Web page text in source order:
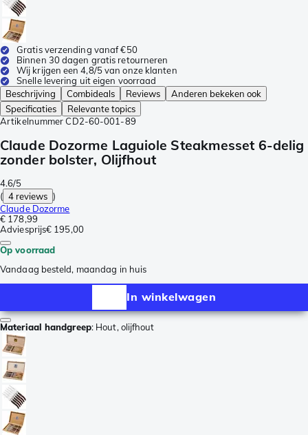
Gratis verzending vanaf €50
Binnen 30 dagen gratis retourneren
Wij krijgen een 4,8/5 van onze klanten
Snelle levering uit eigen voorraad
Beschrijving
Combideals Reviews
Anderen bekeken ook
Specificaties
Relevante topics
Artikelnummer CD2-60-001-89
Claude Dozorme Laguiole Steakmesset 6-delig
zonder bolster, Olijfhout
4.6/5
( 4 reviews )
Claude Dozorme
€ 178,99
Adviesprijs€ 195,00
Op voorraad
Vandaag besteld, maandag in huis
In winkelwagen
Materiaal handgreep: Hout, olijfhout